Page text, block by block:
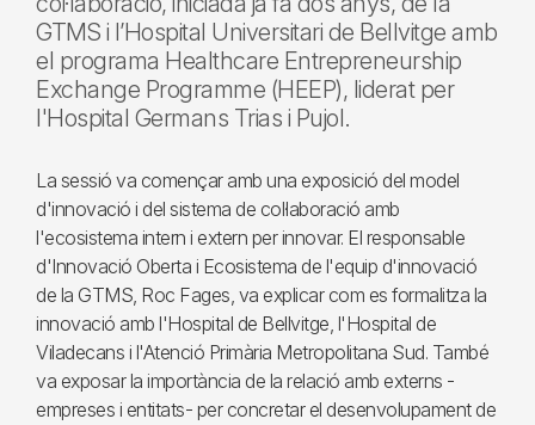
GTMS i l’Hospital Universitari de Bellvitge amb
el programa Healthcare Entrepreneurship
Exchange Programme (HEEP), liderat per
l'Hospital Germans Trias i Pujol.
La sessió va començar amb una exposició del model
d'innovació i del sistema de col·laboració amb
l'ecosistema intern i extern per innovar. El responsable
d'Innovació Oberta i Ecosistema de l'equip d'innovació
de la GTMS, Roc Fages, va explicar com es formalitza la
innovació amb l'Hospital de Bellvitge, l'Hospital de
Viladecans i l'Atenció Primària Metropolitana Sud. També
va exposar la importància de la relació amb externs -
empreses i entitats- per concretar el desenvolupament de